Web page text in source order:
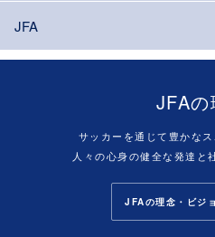
JFA
JFAの
サッカーを通じて豊かなス
人々の心身の健全な発達と
JFAの理念・ビジ